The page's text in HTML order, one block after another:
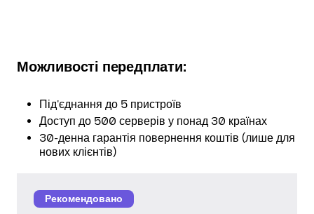
Можливості передплати:
Під'єднання до 5 пристроїв
Доступ до 500 серверів у понад 30 країнах
30-денна гарантія повернення коштів (лише для
нових клієнтів)
Рекомендовано